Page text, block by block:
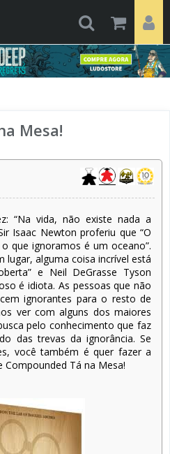
Mesa!
“Na vida, não existe nada a
Isaac Newton proferiu que “O
que ignoramos é um oceano”.
lugar, alguma coisa incrível está
e Neil DeGrasse Tyson
é idiota. As pessoas que não
ignorantes para o resto de
ver com alguns dos maiores
pelo conhecimento que faz
das trevas da ignorância. Se
você também é quer fazer a
Tá na Mesa!